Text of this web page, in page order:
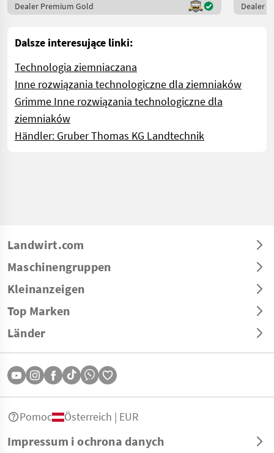
Dealer Premium Gold Dealer
Dalsze interesujące linki:
Technologia ziemniaczana
Inne rozwiązania technologiczne dla ziemniaków
Grimme Inne rozwiązania technologiczne dla
ziemniaków
Händler: Gruber Thomas KG Landtechnik
Landwirt.com
Maschinengruppen
Kleinanzeigen
Top Marken
Länder
Impressum i ochrona danych
Pomoc Österreich | EUR